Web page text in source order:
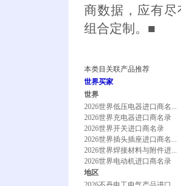
商数据，应有
组合定制。■
本类目关联产品推荐
世界买家
世界
2026世界低压电器进口商名...
2026世界充电器进口商名录
2026世界开关进口商名录
2026世界插头插座进口商名...
2026世界焊接材料与附件进...
2026世界电动机进口商名录
地区